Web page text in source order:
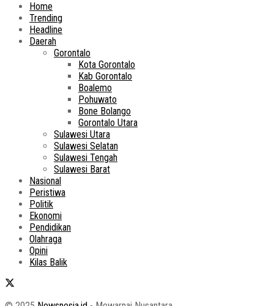
Home
Trending
Headline
Daerah
Gorontalo
Kota Gorontalo
Kab Gorontalo
Boalemo
Pohuwato
Bone Bolango
Gorontalo Utara
Sulawesi Utara
Sulawesi Selatan
Sulawesi Tengah
Sulawesi Barat
Nasional
Peristiwa
Politik
Ekonomi
Pendidikan
Olahraga
Opini
Kilas Balik